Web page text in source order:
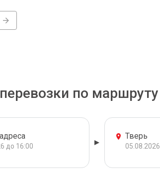
по маршруту
до 16:00
Тверь
05.08.2026